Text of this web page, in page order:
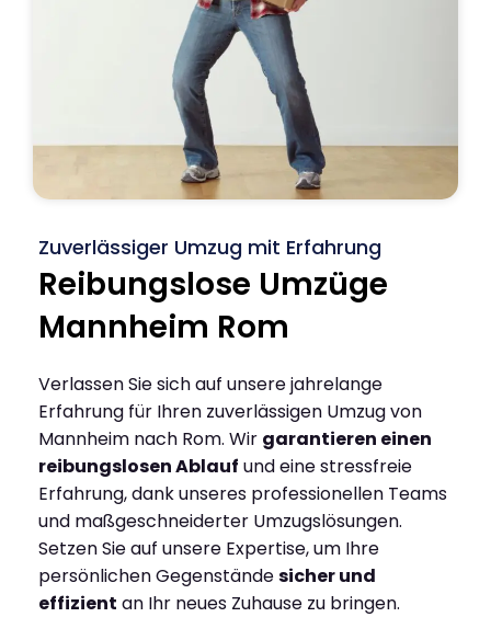
Zuverlässiger Umzug mit Erfahrung
Reibungslose Umzüge
Mannheim Rom
Verlassen Sie sich auf unsere jahrelange
Erfahrung für Ihren zuverlässigen Umzug von
Mannheim nach Rom. Wir garantieren einen
reibungslosen Ablauf und eine stressfreie
Erfahrung, dank unseres professionellen Teams
und maßgeschneiderter Umzugslösungen.
Setzen Sie auf unsere Expertise, um Ihre
persönlichen Gegenständesicher und
effizient an Ihr neues Zuhause zu bringen.